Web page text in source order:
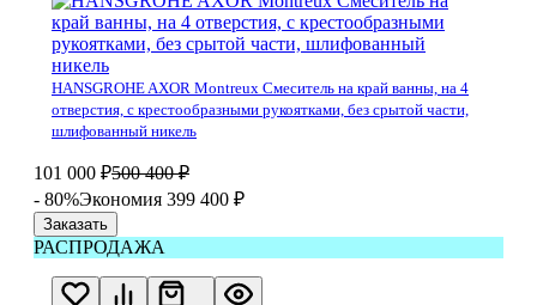
HANSGROHE AXOR Montreux Смеситель на край ванны, на 4
отверстия, с крестообразными рукоятками, без срытой части,
шлифованный никель
101 000 ₽500 400 ₽
- 80%Экономия 399 400 ₽
Заказать
РАСПРОДАЖА